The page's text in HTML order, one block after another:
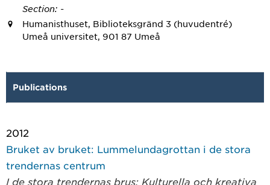
Section: -
Humanisthuset, Biblioteksgränd 3 (huvudentré)
Umeå universitet, 901 87 Umeå
Publications
2012
Bruket av bruket: Lummelundagrottan i de stora
trendernas centrum
I de stora trendernas brus: Kulturella och kreativa